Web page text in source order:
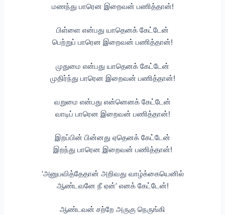
மணந்து பாரென இறைவன் பணித்தான்!
பிள்ளை என்பது யாதெனக் கேட்டேன்
பெற்றுப் பாரென இறைவன் பணித்தான்!
முதுமை என்பது யாதெனக் கேட்டேன்
முதிர்ந்து பாரென இறைவன் பணித்தான்!
வறுமை என்பது என்னெனக் கேட்டேன்
வாடிப் பாரென இறைவன் பணித்தான்!
இறப்பின் பின்னது ஏதெனக் கேட்டேன்
இறந்து பாரென இறைவன் பணித்தான்!
‘அனுபவித்தேதான் அறிவது வாழ்க்கையெனில்
ஆண்டவனே நீ ஏன்’ எனக் கேட்டேன்!
ஆண்டவன் சற்றே அருகு நெருங்கி